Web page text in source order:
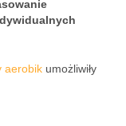
aerobik umożliwiły